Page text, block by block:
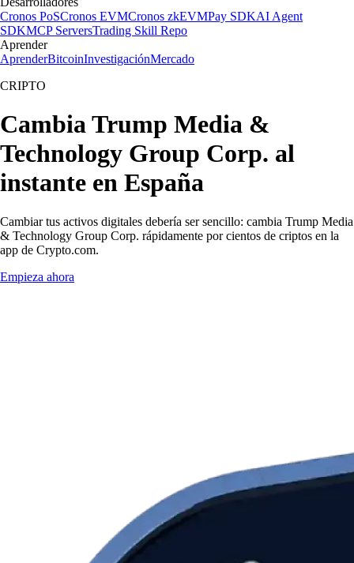
Cronos PoSCronos EVMCronos zkEVMPay SDKAI Agent
SDKMCP ServersTrading Skill Repo
Aprender
AprenderBitcoinInvestigaciónMercado
CRIPTO
Cambia Trump Media &
Technology Group Corp. al
instante en España
Cambiar tus activos digitales debería ser sencillo: cambia Trump Media
& Technology Group Corp. rápidamente por cientos de criptos en la
app de Crypto.com.
Empieza ahora